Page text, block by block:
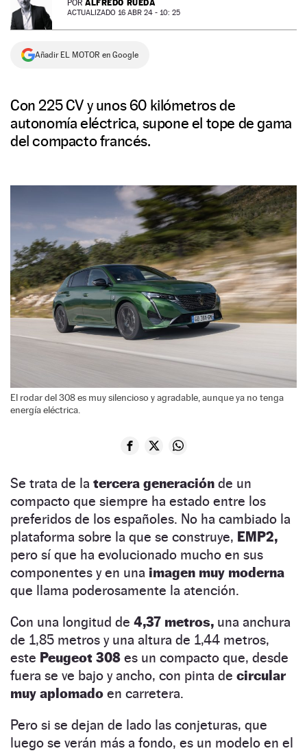
NEWSLETTER
SÍGUENOS
POR ALFREDO RUEDA
ACTUALIZADO 16 ABR 24 - 10: 25
Añadir EL MOTOR en Google
Con 225 CV y unos 60 kilómetros de
autonomía eléctrica, supone el tope de gama
del compacto francés.
El rodar del 308 es muy silencioso y agradable, aunque ya no tenga
energía eléctrica.
Se trata de la tercera generación de un
compacto que siempre ha estado entre los
preferidos de los españoles. No ha cambiado la
plataforma sobre la que se construye, EMP2,
pero sí que ha evolucionado mucho en sus
componentes y en una imagen muy moderna
que llama poderosamente la atención.
Con una longitud de 4,37 metros, una anchura
de 1,85 metros y una altura de 1,44 metros,
este Peugeot 308 es un compacto que, desde
fuera se ve bajo y ancho, con pinta de circular
muy aplomado en carretera.
Pero si se dejan de lado las conjeturas, que
luego se verán más a fondo, es un modelo en el